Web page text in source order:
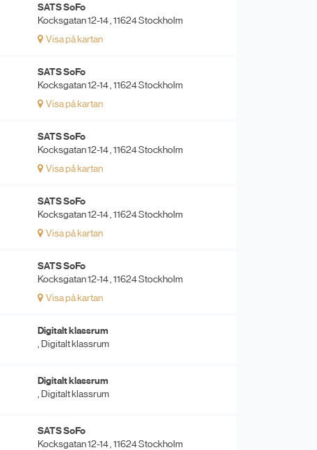
SATS SoFo
Kocksgatan 12-14 , 11624 Stockholm
Visa på kartan
SATS SoFo
Kocksgatan 12-14 , 11624 Stockholm
Visa på kartan
SATS SoFo
Kocksgatan 12-14 , 11624 Stockholm
Visa på kartan
SATS SoFo
Kocksgatan 12-14 , 11624 Stockholm
Visa på kartan
SATS SoFo
Kocksgatan 12-14 , 11624 Stockholm
Visa på kartan
Digitalt klassrum
, Digitalt klassrum
Digitalt klassrum
, Digitalt klassrum
SATS SoFo
Kocksgatan 12-14 , 11624 Stockholm